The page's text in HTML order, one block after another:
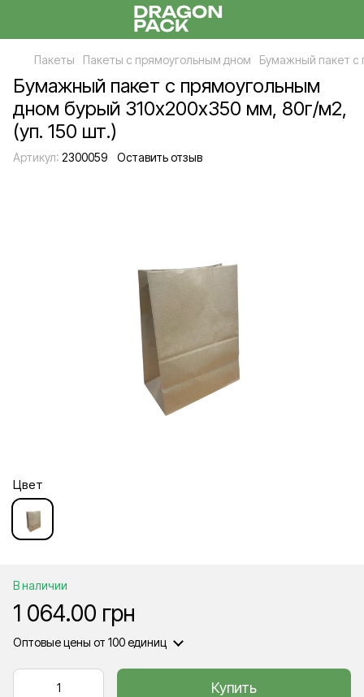
Пакеты Пакеты с прямоугольным дном Бумажный пакет с
Бумажный пакет с прямоугольным
дном бурый 310х200х350 мм, 80г/м2,
(уп. 150 шт.)
Артикул: 2300059 Оставить отзыв
Цвет
В наличии
1 064.00 грн
Оптовые цены от 100 единиц
Купить